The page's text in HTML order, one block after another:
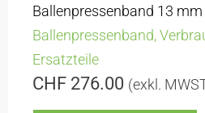
Ballenpressenband 13
Ballenpressenband,
Ersatzteile
CHF 276.00 (exkl.